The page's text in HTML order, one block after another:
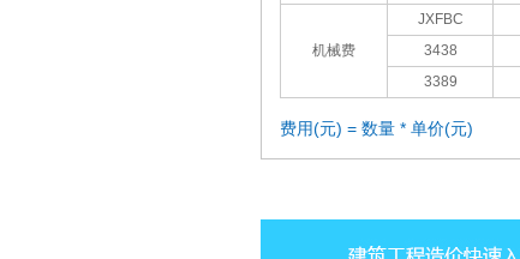
机械费
JXFBC
3438
3389
费用(元) = 数量 * 单价(元)